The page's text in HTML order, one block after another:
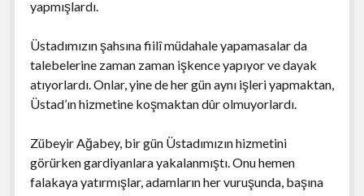
yapmışlardı.
Üstadımızın şahsına fiilî müdahale yapamasalar da
talebelerine zaman zaman işkence yapıyor ve dayak
atıyorlardı. Onlar, yine de her gün aynı işleri yapmaktan,
Üstad’ın hizmetine koşmaktan dûr olmuyorlardı.
Zübeyir Ağabey, bir gün Üstadımızın hizmetini
görürken gardiyanlara yakalanmıştı. Onu hemen
falakaya yatırmışlar, adamların her vuruşunda, başına